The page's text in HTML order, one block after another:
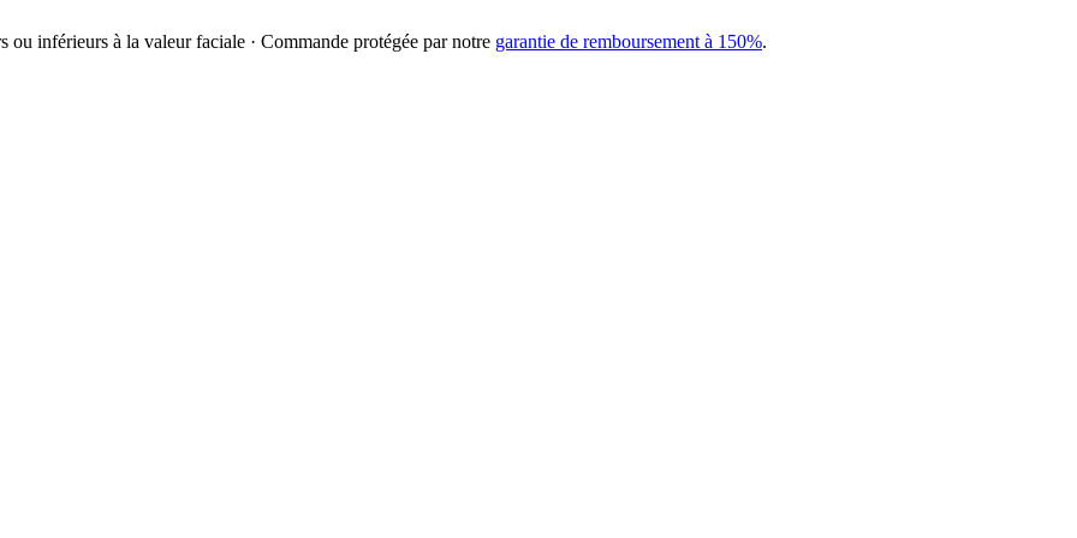
inférieurs à la valeur faciale · Commande protégée par notre garantie de remboursement à 150%.